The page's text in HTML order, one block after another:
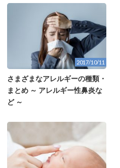
2017/10/11
さまざまなアレルギーの種類・
まとめ ～ アレルギー性鼻炎な
ど ～